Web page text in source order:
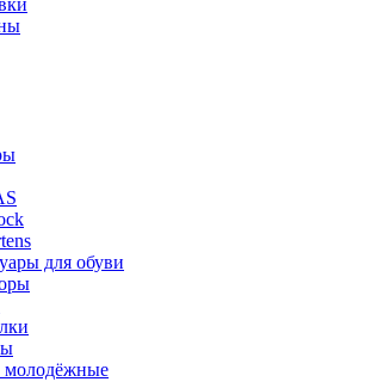
для обуви